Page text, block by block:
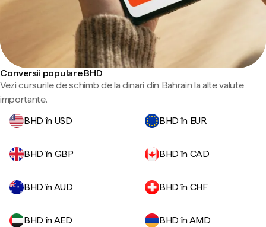
Conversii populare BHD
Vezi cursurile de schimb de la dinari din Bahrain la alte valute
importante.
BHD în USD
BHD în EUR
BHD în GBP BHD în CAD
BHD în AUD BHD în CHF
BHD în AED
BHD în AMD